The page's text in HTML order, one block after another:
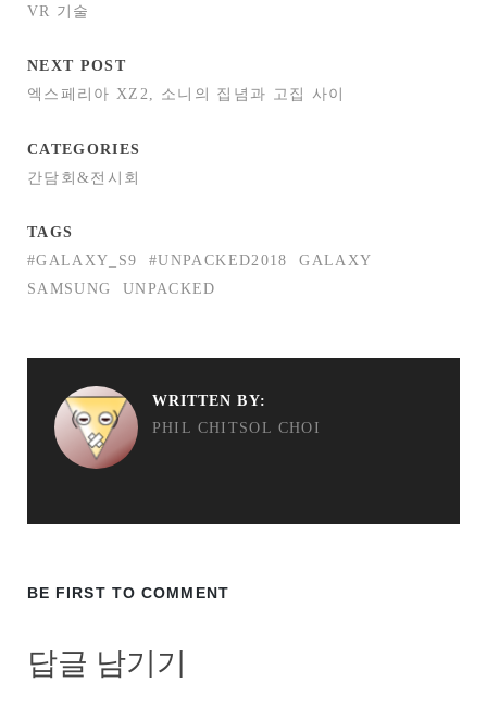
VR 기술
NEXT POST
엑스페리아 XZ2, 소니의 집념과 고집 사이
CATEGORIES
간담회&전시회
TAGS
#GALAXY_S9
#UNPACKED2018
GALAXY
SAMSUNG
UNPACKED
WRITTEN BY:
PHIL CHITSOL CHOI
BE FIRST TO COMMENT
답글 남기기